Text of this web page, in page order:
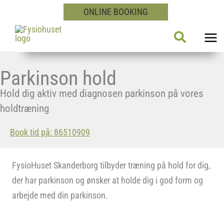
indholdet
ONLINE BOOKING
Søg
Parkinson hold
Hold dig aktiv med diagnosen parkinson på vores
holdtræning
Book tid på: 86510909
FysioHuset Skanderborg tilbyder træning på hold for dig,
der har parkinson og ønsker at holde dig i god form og
arbejde med din parkinson.